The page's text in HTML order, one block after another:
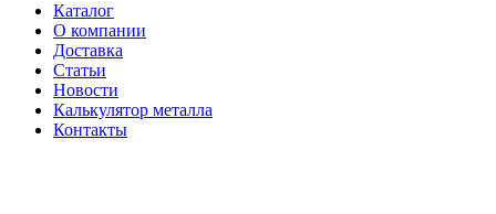
Каталог
О компании
Доставка
Статьи
Новости
Калькулятор металла
Контакты